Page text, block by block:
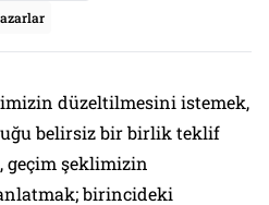
düzeltilmesini istemek,
belirsiz bir birlik teklif
geçim şeklimizin
birincideki